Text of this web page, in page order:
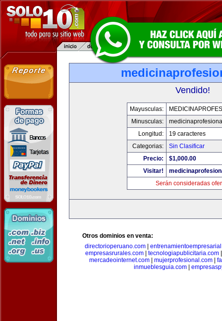
Vendido!
Mayusculas:
Minusculas:
Longitud:
19 caracteres
Categorias:
Sin Clasificar
Precio:
$1,000.00
Visitar!
Serán consideradas
Otros dominios en venta:
directorioperuano.com|
empresasrurales.com| tecnologiapublicitaria.com
mercadeointernet.com
mujerprofesional.com
inmueblesguia.com